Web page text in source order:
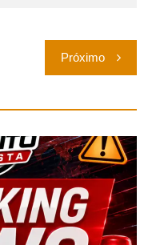
Próximo